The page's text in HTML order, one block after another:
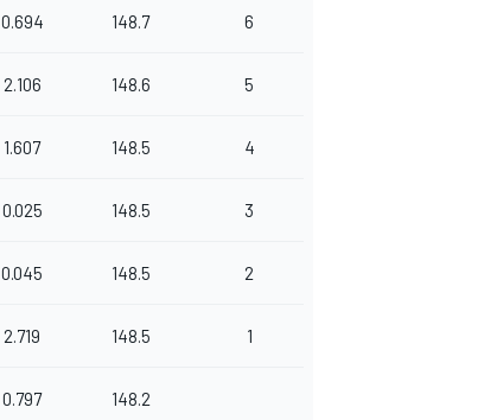
0.694 148.7 6
2.106 148.6 5
1.607 148.5 4
0.025 148.5 3
0.045 148.5 2
2.719 148.5 1
0.797 148.2